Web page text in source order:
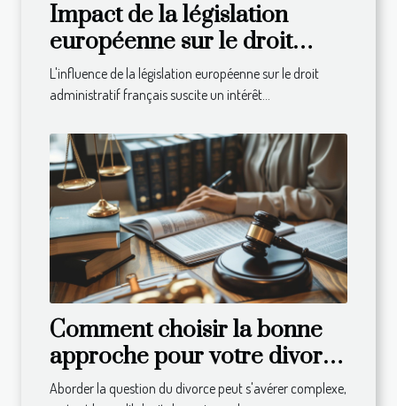
Impact de la législation
européenne sur le droit
administratif français
L'influence de la législation européenne sur le droit
administratif français suscite un intérêt...
Comment choisir la bonne
approche pour votre divorce
en droit suisse
Aborder la question du divorce peut s'avérer complexe,